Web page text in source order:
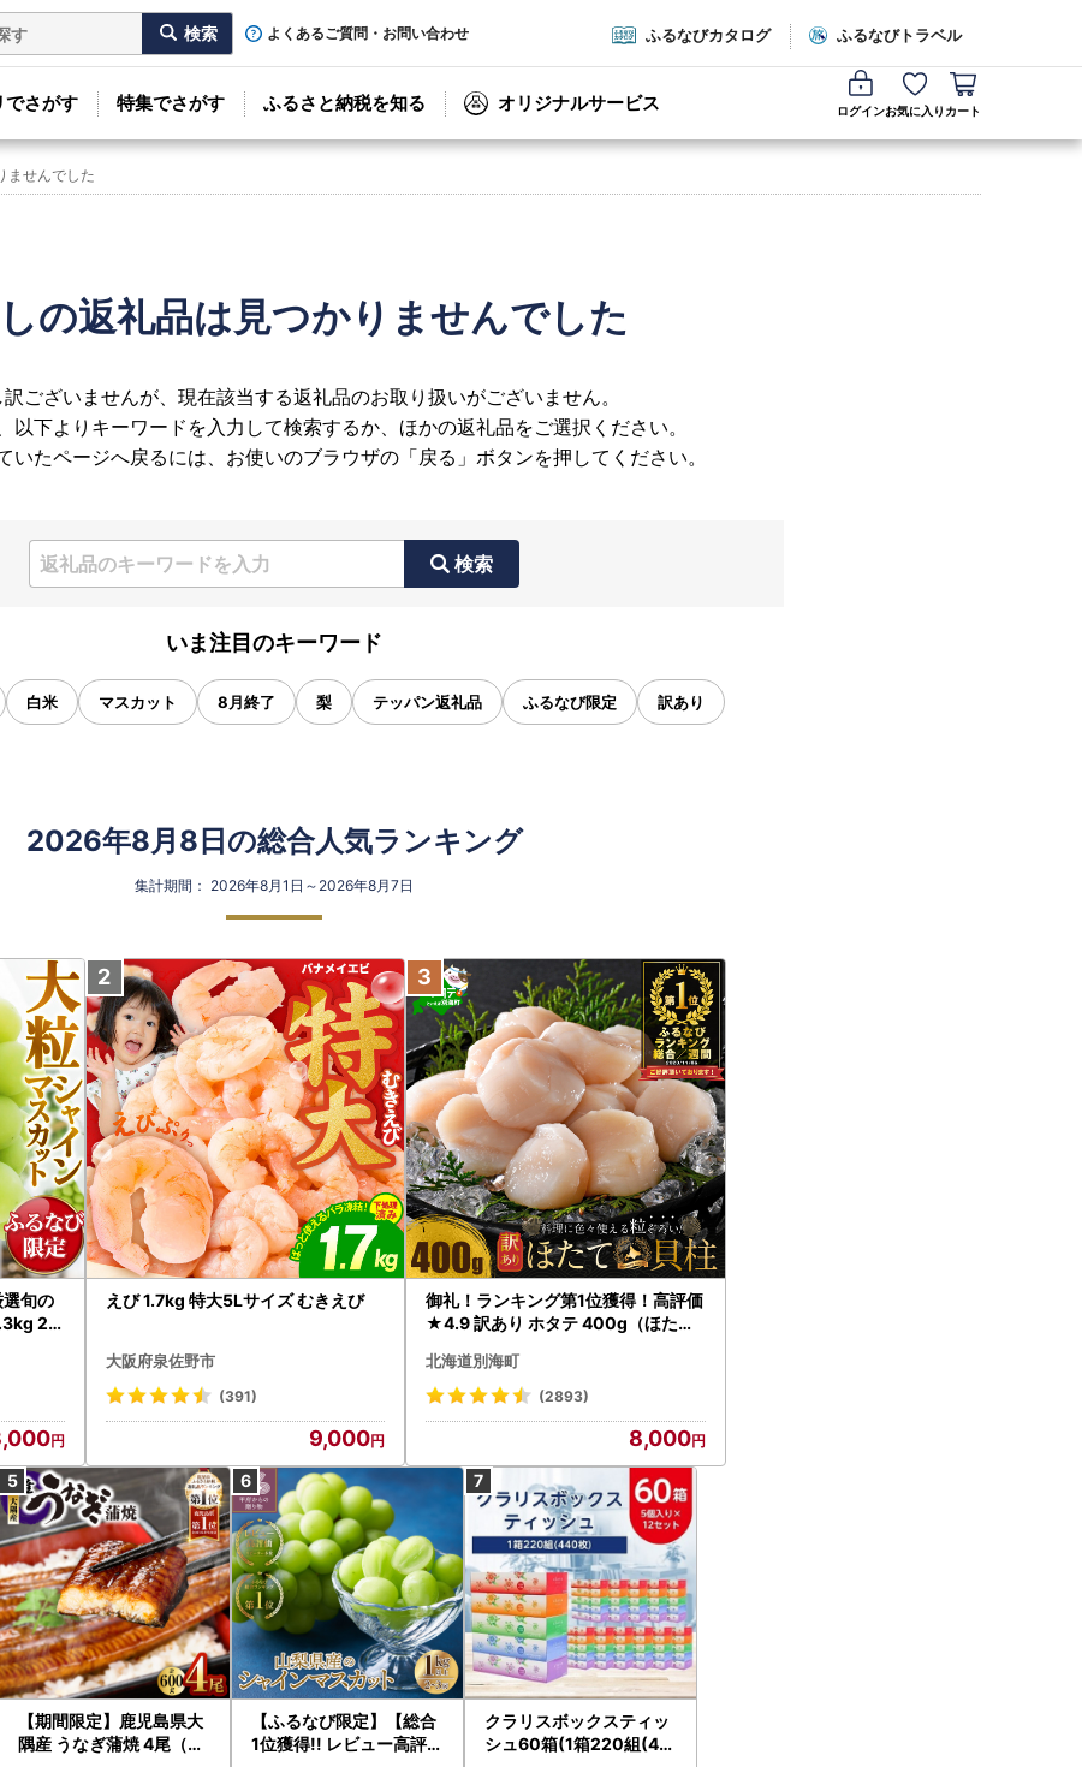
よくあるご質問・お問い合わせ ふるなびカタログ ふるなびトラベル
でさがす 特集でさがす ふるさと納税を知る オリジナルサービス ログインお気に入り カート
ませんでした
の返礼品は見つかりませんでした
ございませんが、現在該当する返礼品のお取り扱いがございません。
以下よりキーワードを入力して検索するか、ほかの返礼品をご選択ください。
いたページへ戻るには、お使いのブラウザの「戻る」ボタンを押してください。
検索
いま注目のキーワード
白米 マスカット 8月終了 梨 テッパン返礼品 ふるなび限定 訳あり
2026年8月8日の総合人気ランキング
集計期間： 2026年8月1日～2026年8月7日
選旬の
2
マス
えび 1.7kg 特大5Lサイズ むきえび
大阪府泉佐野市
(391)
9,000
御礼！ランキング第1位獲得！高評価
★4.9 訳あり ホタテ 400g（ほたて
北海道別海町
(2893)
8,000
【期間限定】鹿児島県大
隅産 うなぎ蒲焼 4尾（60
【ふるなび限定】【総合
1位獲得!! レビュー高評価
クラリスボックスティッ
シュ60箱(1箱220組(44